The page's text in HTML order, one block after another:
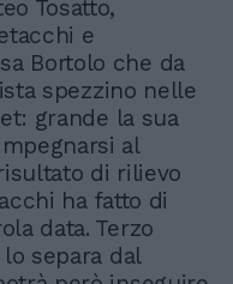
Tosatto,
e
Bortolo che da
spezzino nelle
grande la sua
al
di rilievo
ha fatto di
data. Terzo
separa dal